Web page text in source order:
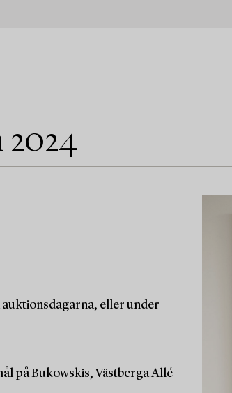
2024
eller under
på Bukowskis, Västberga Allé